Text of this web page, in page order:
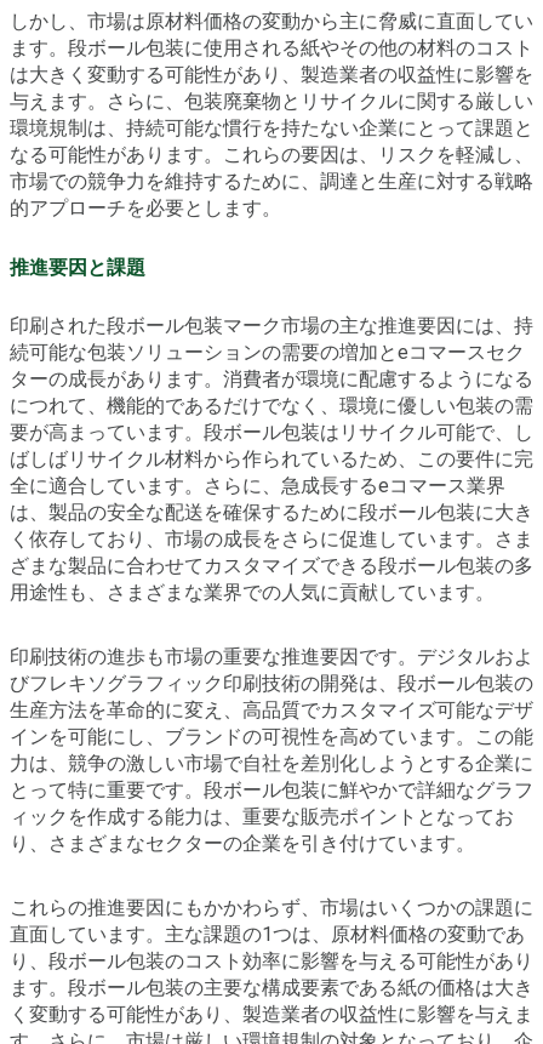
しかし、市場は原材料価格の変動から主に脅威に直面してい
ます。段ボール包装に使用される紙やその他の材料のコスト
は大きく変動する可能性があり、製造業者の収益性に影響を
与えます。さらに、包装廃棄物とリサイクルに関する厳しい
環境規制は、持続可能な慣行を持たない企業にとって課題と
なる可能性があります。これらの要因は、リスクを軽減し、
市場での競争力を維持するために、調達と生産に対する戦略
的アプローチを必要とします。
推進要因と課題
印刷された段ボール包装マーク市場の主な推進要因には、持
続可能な包装ソリューションの需要の増加とeコマースセク
ターの成長があります。消費者が環境に配慮するようになる
につれて、機能的であるだけでなく、環境に優しい包装の需
要が高まっています。段ボール包装はリサイクル可能で、し
ばしばリサイクル材料から作られているため、この要件に完
全に適合しています。さらに、急成長するeコマース業界
は、製品の安全な配送を確保するために段ボール包装に大き
く依存しており、市場の成長をさらに促進しています。さま
ざまな製品に合わせてカスタマイズできる段ボール包装の多
用途性も、さまざまな業界での人気に貢献しています。
印刷技術の進歩も市場の重要な推進要因です。デジタルおよ
びフレキソグラフィック印刷技術の開発は、段ボール包装の
生産方法を革命的に変え、高品質でカスタマイズ可能なデザ
インを可能にし、ブランドの可視性を高めています。この能
力は、競争の激しい市場で自社を差別化しようとする企業に
とって特に重要です。段ボール包装に鮮やかで詳細なグラフ
ィックを作成する能力は、重要な販売ポイントとなってお
り、さまざまなセクターの企業を引き付けています。
これらの推進要因にもかかわらず、市場はいくつかの課題に
直面しています。主な課題の1つは、原材料価格の変動であ
り、段ボール包装のコスト効率に影響を与える可能性があり
ます。段ボール包装の主要な構成要素である紙の価格は大き
く変動する可能性があり、製造業者の収益性に影響を与えま